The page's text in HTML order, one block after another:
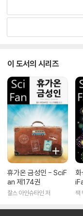
이 도서의 시리즈
휴가온 금성인 - SciF
an 제174권
찰스 아인슈타인 저 잭